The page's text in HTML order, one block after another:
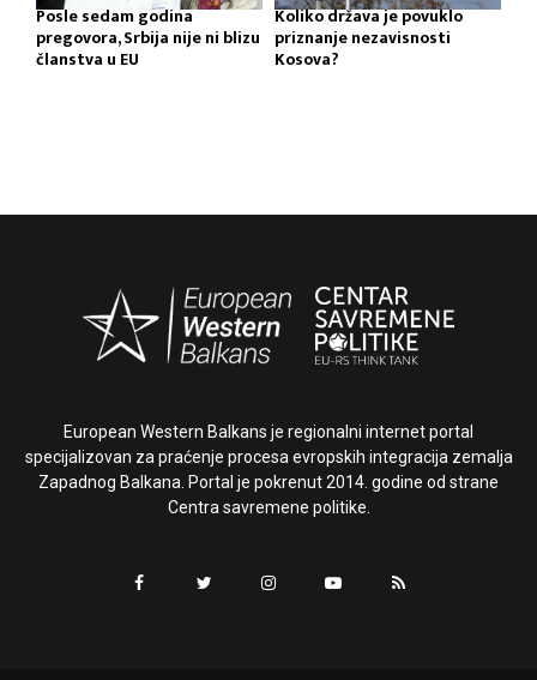
Posle sedam godina
pregovora, Srbija nije ni blizu
članstva u EU
Koliko država je povuklo
priznanje nezavisnosti
Kosova?
European Western Balkans je regionalni internet portal
specijalizovan za praćenje procesa evropskih integracija zemalja
Zapadnog Balkana. Portal je pokrenut 2014. godine od strane
Centra savremene politike.